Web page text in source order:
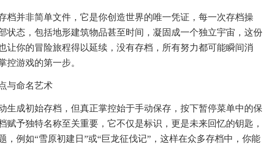
档并非简单文件，它是你创造世界的唯一凭证，每一次存档操
状态，包括地形建筑物品甚至时间，凝固成一个独立宇宙，这份
让你的冒险旅程得以延续，没有存档，所有努力都可能瞬间消
控游戏的第一步。
与命名艺术
生成初始存档，但真正掌控始于手动保存，按下暂停菜单中的保
赋予独特名称至关重要，它不仅是标识，更是未来回忆的钥匙，
，例如“雪原初建日”或“巨龙征伐记”，这样在众多存档中，你能